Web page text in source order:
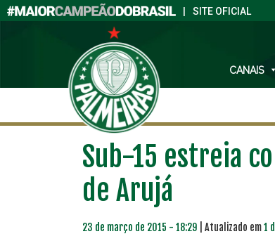
SITE OFICIAL
CANAIS
Sub-15 estreia
de Arujá
23 de março de 2015 - 18:29 | Atualizado em1